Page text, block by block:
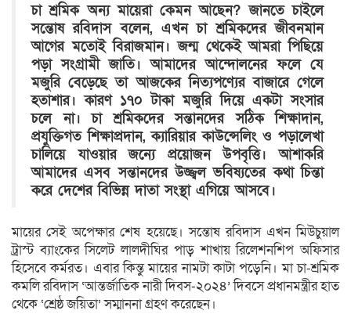
চা শ্রমিক অন্য মায়েরা কেমন আছেন? জানতে চাইলে
সন্তোষ রবিদাস বলেন, এখন চা শ্রমিকদের জীবনমান
আগের মতোই বিরাজমান। জন্ম থেকেই আমরা পিছিয়ে
পড়া সংগ্রামী জাতি। আমাদের আন্দোলনের ফলে যে
মজুরি বেড়েছে তা আজকের নিত্যপণ্যের বাজারে গেলে
হতাশার। কারণ ১৭০ টাকা মজুরি দিয়ে একটা সংসার
চলে না। চা শ্রমিকদের সন্তানদের সঠিক শিক্ষাদান,
প্রযুক্তিগত শিক্ষাপ্রদান, ক্যারিয়ার কাউন্সেলিং ও পড়ালেখা
চালিয়ে যাওয়ার জন্যে প্রয়োজন উপবৃত্তি। আশাকরি
আমাদের এসব সন্তানদের উজ্জ্বল ভবিষ্যতের কথা চিন্তা
করে দেশের বিভিন্ন দাতা সংস্থা এগিয়ে আসবে।
মায়ের সেই অপেক্ষার শেষ হয়েছে। সন্তোষ রবিদাস এখন মিউচুয়াল
ট্রাস্ট ব্যাংকের সিলেট লালদীঘির পাড় শাখায় রিলেশনশিপ অফিসার
হিসেবে কর্মরত। এবার কিন্তু মায়ের নামটা কাটা পড়েনি। মা চা-শ্রমিক
কমলি রবিদাস ‘আন্তর্জাতিক নারী দিবস-২০২৪’ দিবসে প্রধানমন্ত্রীর হাত
থেকে ‘শ্রেষ্ঠ জয়িতা’ সম্মাননা গ্রহণ করেছেন।